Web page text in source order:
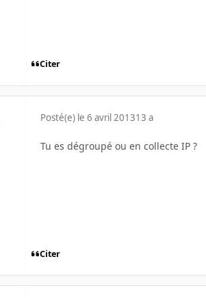
Citer
Posté(e) le 6 avril 201313 a
Tu es dégroupé ou en collecte IP ?
Citer